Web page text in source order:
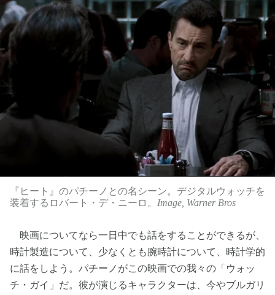
『ヒート』のパチーノとの名シーン。デジタルウォッチを
装着するロバート・デ・ニーロ。 Image, Warner Bros
映画についてなら一日中でも話をすることができるが、
時計製造について、少なくとも腕時計について、時計学的
に話をしよう。パチーノがこの映画での我々の「ウォッ
チ・ガイ」だ。彼が演じるキャラクターは、今やブルガリ